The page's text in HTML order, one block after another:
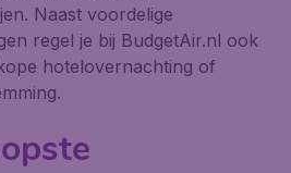
Naast voordelige
regel je bij BudgetAir.nl ook
hotelovernachting of